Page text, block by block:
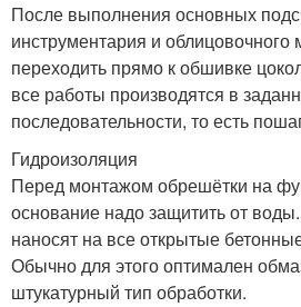
После выполнения основных
инструментария и
переходить прямо к обшивке
все работы производятся в
последовательности, то есть
Гидроизоляция
Перед монтажом обрешётки на
основание надо защитить от
наносят на все открытые
Обычно для этого оптимален
штукатурный тип обработки.